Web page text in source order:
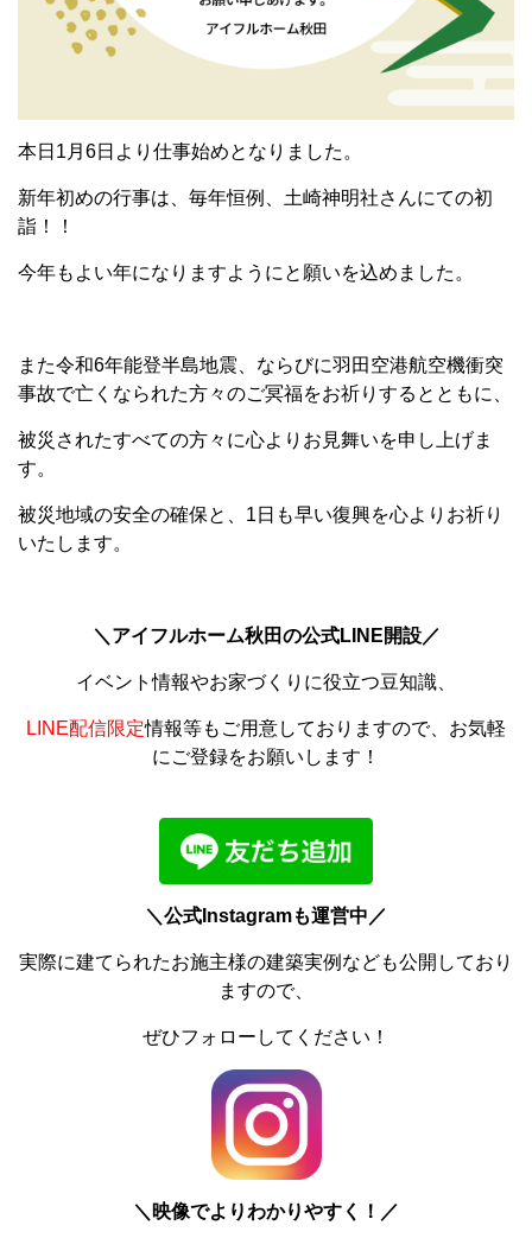
本日1月6日より仕事始めとなりました。
新年初めの行事は、毎年恒例、土崎神明社さんにての初
詣！！
今年もよい年になりますようにと願いを込めました。
また令和6年能登半島地震、ならびに羽田空港航空機衝突
事故で亡くなられた方々のご冥福をお祈りするとともに、
被災されたすべての方々に心よりお見舞いを申し上げま
す。
被災地域の安全の確保と、1日も早い復興を心よりお祈り
いたします。
＼アイフルホーム秋田の公式LINE開設／
イベント情報やお家づくりに役立つ豆知識、
LINE配信限定情報等もご用意しておりますので、お気軽
にご登録をお願いします！
＼公式Instagramも運営中／
実際に建てられたお施主様の建築実例なども公開しており
ますので、
ぜひフォローしてください！
＼ 映像でよりわかりやすく！／